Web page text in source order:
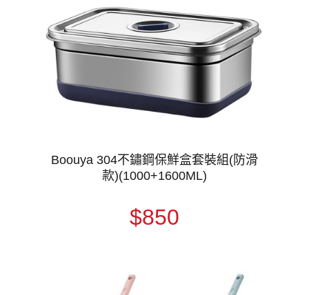
Boouya 304不鏽鋼保鮮盒套裝組(防滑
款)(1000+1600ML)
$850